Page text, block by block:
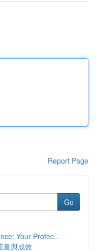
Report Page
Go
Your Protec...
量與成效